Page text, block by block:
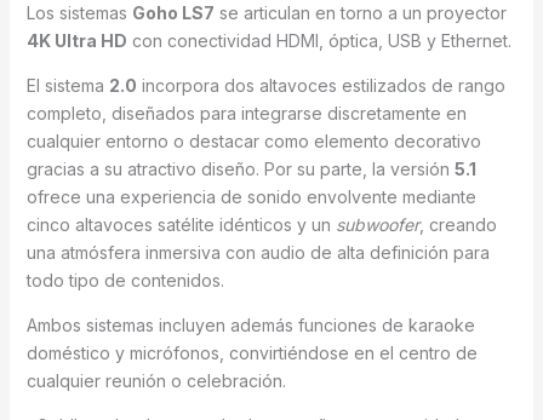
Los sistemas Goho LS7 se articulan en torno a un proyector
4K Ultra HD con conectividad HDMI, óptica, USB y Ethernet.
El sistema 2.0 incorpora dos altavoces estilizados de rango
completo, diseñados para integrarse discretamente en
cualquier entorno o destacar como elemento decorativo
gracias a su atractivo diseño. Por su parte, la versión 5.1
ofrece una experiencia de sonido envolvente mediante
cinco altavoces satélite idénticos y un subwoofer, creando
una atmósfera inmersiva con audio de alta definición para
todo tipo de contenidos.
Ambos sistemas incluyen además funciones de karaoke
doméstico y micrófonos, convirtiéndose en el centro de
cualquier reunión o celebración.